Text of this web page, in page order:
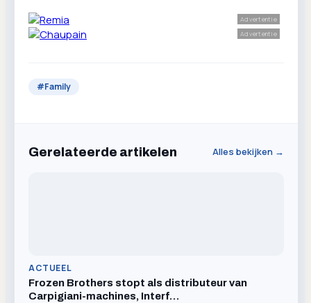
Advertentie
Advertentie
#Family
Gerelateerde artikelen Alles bekijken →
ACTUEEL
Frozen Brothers stopt als distributeur van
Carpigiani-machines, Interf…